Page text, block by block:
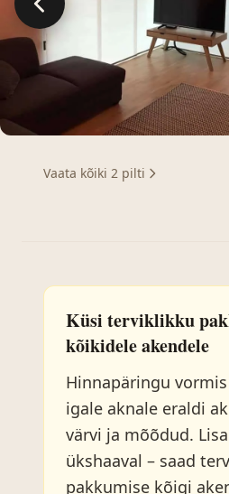
Vaata kõiki 2 pilti
Küsi terviklikku
kõikidele akendele
Hinnapäringu
igale aknale eraldi
värvi ja mõõdud.
ükshaaval – saad
pakkumise kõigi